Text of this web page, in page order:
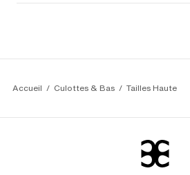
Accueil Culottes & Bas Tailles Haute